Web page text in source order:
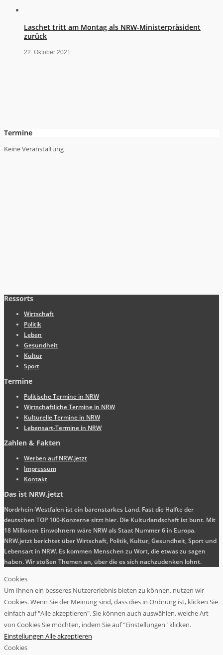
Laschet tritt am Montag als NRW-Ministerpräsident
zurück
22. Oktober 2021
Termine
Keine Veranstaltung
Ressorts
Wirtschaft
Politik
Leben
Gesundheit
Kultur
Sport
Termine
Politische Termine in NRW
Wirtschaftliche Termine in NRW
Kulturelle Termine in NRW
Lebensart-Termine in NRW
Zahlen & Fakten
Werben auf NRW.jetzt
Impressum
Kontakt
Das ist NRW.jetzt
Nordrhein-Westfalen ist ein bärenstarkes Land. Fast die Hälfte der
deutschen TOP 100-Konzerne sitzt hier. Die Kulturlandschaft ist bunt. Mit
18 Millionen Einwohnern wäre NRW als Staat Nummer 6 in Europa.
NRW.jetzt berichtet über Wirtschaft, Politik, Kultur, Gesundheit, Sport und
Lebensart in NRW. Es kommen Menschen zu Wort, die etwas zu sagen
haben. Wir stoßen Themen an, über die es sich nachzudenken lohnt.
Cookies
Um Ihnen ein besseres Nutzererlebnis bieten zu können, nutzen wir
Cookies. Wenn Sie der Meinung sind, dass dies in Ordnung ist, klicken Sie
einfach auf "Alle akzeptieren". Sie können auch auswählen, welche Art
von Cookies Sie möchten, indem Sie auf "Einstellungen" klicken.
Einstellungen Alle akzeptieren
Cookies